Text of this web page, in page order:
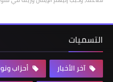
التسميات
آخر الأخبار أحزاب